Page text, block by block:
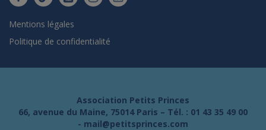
Mentions légales
Politique de confidentialité
Association Petits Princes
66, avenue du Maine, 75014 Paris – Tél. : 01 43 35 49 00
- mail@petitsprinces.com